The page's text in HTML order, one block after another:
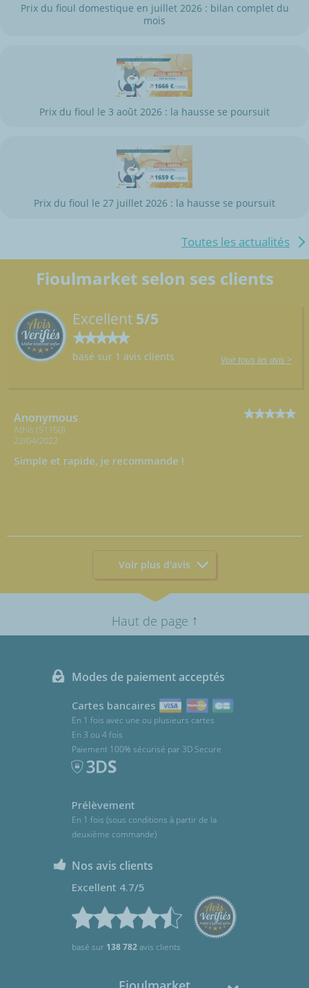
Prix du fioul domestique en juillet 2026 : bilan complet du
mois
Prix du fioul le 3 août 2026 : la hausse se poursuit
Prix du fioul le 27 juillet 2026 : la hausse se poursuit
Toutes les actualités
Fioulmarket selon ses clients
Excellent 5/5
basé sur 1 avis clients Voir tous les avis >
Anonymous
Athis (51150)
22/04/2022
Simple et rapide, je recommande !
Voir plus d'avis
Haut de page ↑
Modes de paiement acceptés
Cartes bancaires
En 1 fois avec une ou plusieurs cartes
En 3 ou 4 fois
Paiement 100% sécurisé par 3D Secure
Prélèvement
En 1 fois (sous conditions à partir de la
deuxième commande)
Nos avis clients
Excellent 4.7/5
basé sur 138 782avis clients